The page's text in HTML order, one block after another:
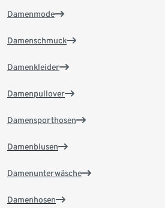
Damenmode
Damenschmuck
Damenkleider
Damenpullover
Damensporthosen
Damenblusen
Damenunterwäsche
Damenhosen